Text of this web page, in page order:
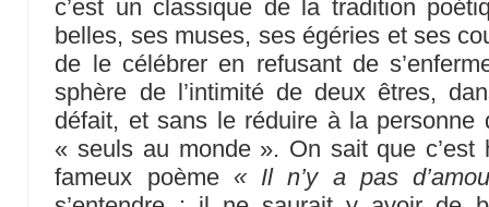
c’est un classique de la tradition
belles, ses muses, ses égéries et ses
de le célébrer en refusant de
sphère de l’intimité de deux êtres,
défait, et sans le réduire à la personne
« seuls au monde ». On sait que c’est
fameux poème « Il n’y a pas